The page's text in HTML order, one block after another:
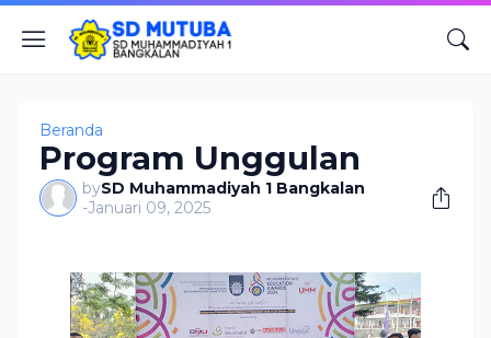
Beranda
Program Unggulan
bySD Muhammadiyah 1 Bangkalan
-Januari 09, 2025